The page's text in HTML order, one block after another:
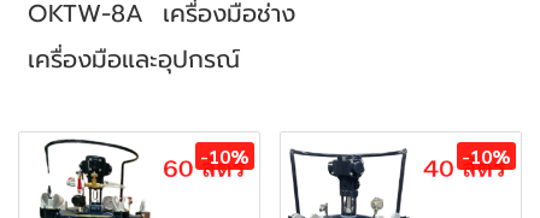
OKTW-8A เครื่องมือช่าง
เครื่องมือและอุปกรณ์
-10% -10%